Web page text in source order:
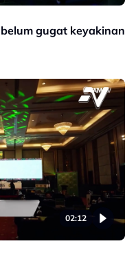
gugat keyakinan
02:12